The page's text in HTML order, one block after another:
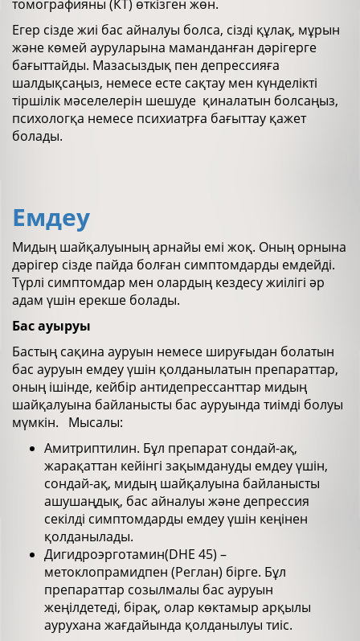
томографияны (КТ) өткізген жөн.
Егер сізде жиі бас айналуы болса, сізді құлақ, мұрын
және көмей ауруларына маманданған дәрігерге
бағыттайды. Мазасыздық пен депрессияға
шалдықсаңыз, немесе есте сақтау мен күнделікті
тіршілік мәселелерін шешуде қиналатын болсаңыз,
психологқа немесе психиатрға бағыттау қажет
болады.
Емдеу
Мидың шайқалуының арнайы емі жоқ. Оның орнына
дәрігер сізде пайда болған симптомдарды емдейді.
Түрлі симптомдар мен олардың кездесу жиілігі әр
адам үшін ерекше болады.
Бас ауыруы
Бастың сақина ауруын немесе шируғыдан болатын
бас ауруын емдеу үшін қолданылатын препараттар,
оның ішінде, кейбір антидепрессанттар мидың
шайқалуына байланысты бас ауруында тиімді болуы
мүмкін. Мысалы:
Амитриптилин. Бұл препарат сондай-ақ,
жарақаттан кейінгі зақымдануды емдеу үшін,
сондай-ақ, мидың шайқалуына байланысты
ашушаңдық, бас айналуы және депрессия
секілді симптомдарды емдеу үшін кеңінен
қолданылады.
Дигидроэрготамин(DHE 45) –
метоклопрамидпен (​​Реглан) бірге. Бұл
препараттар созылмалы бас ауруын
жеңілдетеді, бірақ, олар көктамыр арқылы
аурухана жағдайында қолданылуы тиіс.